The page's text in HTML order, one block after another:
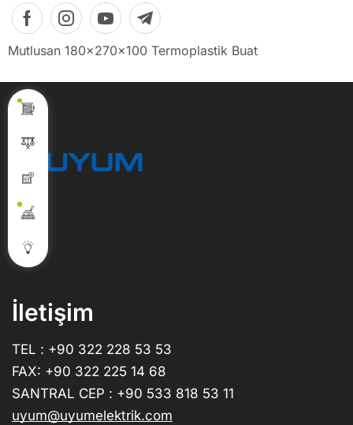
Mutlusan 180x270x100 Termoplastik Buat
İletişim
TEL : +90 322 228 53 53
FAX: +90 322 225 14 68
SANTRAL CEP : +90 533 818 53 11
uyum@uyumelektrik.com